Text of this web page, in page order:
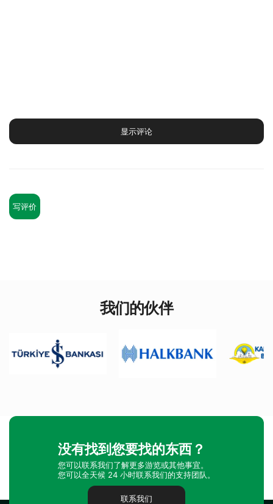
显示评论
写评价
我们的伙伴
没有找到您要找的东西？
您可以联系我们了解更多游览或其他事宜。
您可以全天候 24 小时联系我们的支持团队。
联系我们